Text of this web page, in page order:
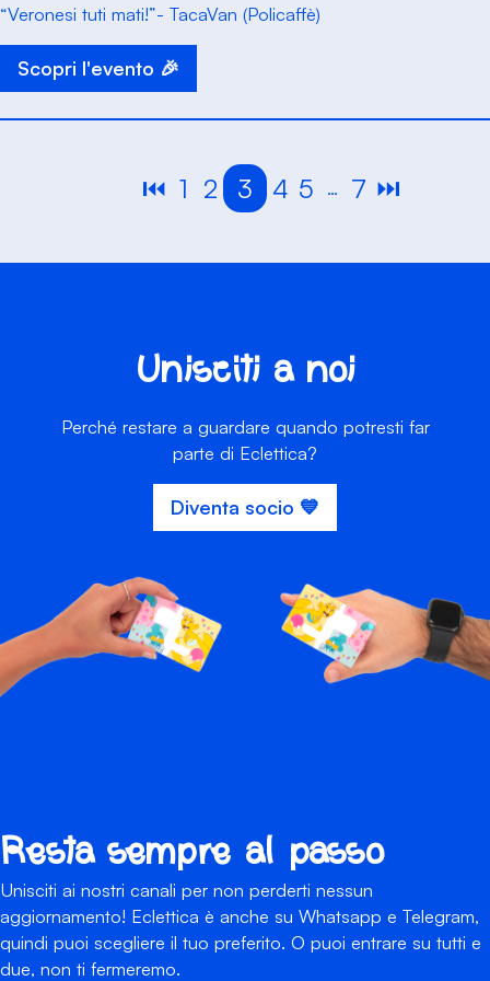
“Veronesi tuti mati!”- TacaVan (Policaffè)
Scopri l'evento 🎉
⏮️ 1 2 3 4 5 … 7 ⏭️
Unisciti a noi
Perché restare a guardare quando potresti far
parte di Eclettica?
Diventa socio 💙
Resta sempre al passo
Unisciti ai nostri canali per non perderti nessun
aggiornamento! Eclettica è anche su Whatsapp e Telegram,
quindi puoi scegliere il tuo preferito. O puoi entrare su tutti e
due, non ti fermeremo.